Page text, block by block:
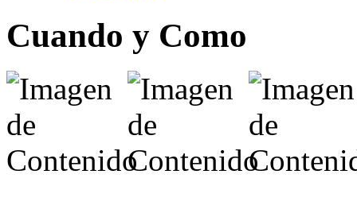
Cuando y Como